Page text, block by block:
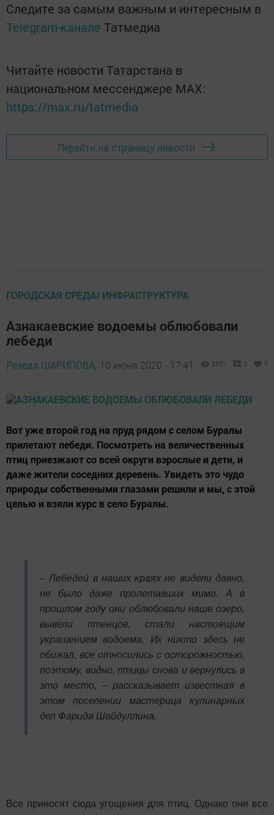
Следите за самым важным и интересным в
Telegram-канале Татмедиа
Читайте новости Татарстана в
национальном мессенджере MАХ:
https://max.ru/tatmedia
Перейти на страницу новости
ГОРОДСКАЯ СРЕДА/ ИНФРАСТРУКТУРА
Азнакаевские водоемы облюбовали
лебеди
Резеда ШАРИПОВА, 10 июня 2020 - 17:41 2851 0 0
Вот уже второй год на пруд рядом с селом Буралы
прилетают лебеди. Посмотреть на величественных
птиц приезжают со всей округи взрослые и дети, и
даже жители соседних деревень. Увидеть это чудо
природы собственными глазами решили и мы, с этой
целью и взяли курс в село Буралы.
– Лебедей в наших краях не видели давно,
не было даже пролетавших мимо. А в
прошлом году они облюбовали наше озеро,
вывели птенцов, стали настоящим
украшением водоема. Их никто здесь не
обижал, все относились с осторожностью,
поэтому, видно, птицы снова и вернулись в
это место, – рассказывает известная в
этом поселении мастерица кулинарных
дел Фарида Шайдуллина.
Все приносят сюда угощения для птиц. Однако они все